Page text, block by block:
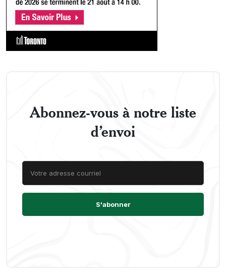
Abonnez-vous à notre liste
d’envoi